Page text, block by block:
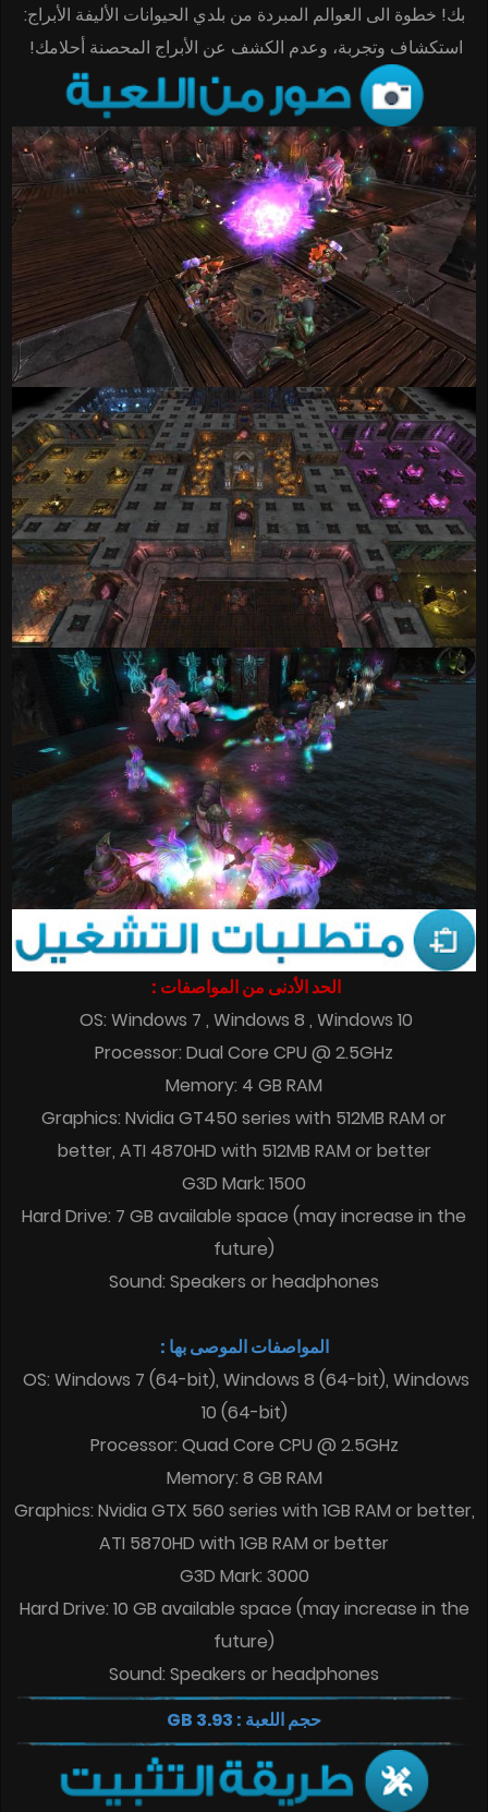
بك! خطوة الى العوالم المبردة من بلدي الحيوانات الأليفة الأبراج:
استكشاف وتجربة، وعدم الكشف عن الأبراج المحصنة أحلامك!
الحد الأدنى من المواصفات :
OS: Windows 7 , Windows 8 , Windows 10
Processor: Dual Core CPU @ 2.5GHz
Memory: 4 GB RAM
Graphics: Nvidia GT450 series with 512MB RAM or
better, ATI 4870HD with 512MB RAM or better
G3D Mark: 1500
Hard Drive: 7 GB available space (may increase in the
future)
Sound: Speakers or headphones
المواصفات الموصى بها :
OS: Windows 7 (64-bit), Windows 8 (64-bit), Windows
10 (64-bit)
Processor: Quad Core CPU @ 2.5GHz
Memory: 8 GB RAM
Graphics: Nvidia GTX 560 series with 1GB RAM or better,
ATI 5870HD with 1GB RAM or better
G3D Mark: 3000
Hard Drive: 10 GB available space (may increase in the
future)
Sound: Speakers or headphones
حجم اللعبة : 3.93 GB